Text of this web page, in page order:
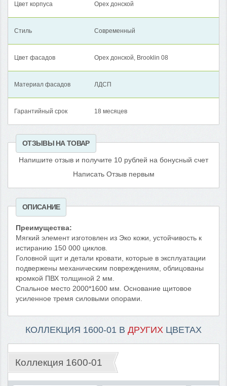
Цвет корпуса Орех донской
Стиль Современный
Цвет фасадов Орех донской, Brooklin 08
Материал фасадов ЛДСП
Гарантийный срок 18 месяцев
ОТЗЫВЫ НА ТОВАР
Напишите отзыв и получите 10 рублей на бонусный счет
Написать Отзыв первым
ОПИСАНИЕ
Преимущества:
Мягкий элемент изготовлен из Эко кожи, устойчивость к
истиранию 150 000 циклов.
Головной щит и детали кровати, которые в эксплуатации
подвержены механическим повреждениям, облицованы
кромкой ПВХ толщиной 2 мм.
Спальное место 2000*1600 мм. Основание щитовое
усиленное тремя силовыми опорами.
КОЛЛЕКЦИЯ 1600-01 В ДРУГИХ ЦВЕТАХ
Коллекция 1600-01